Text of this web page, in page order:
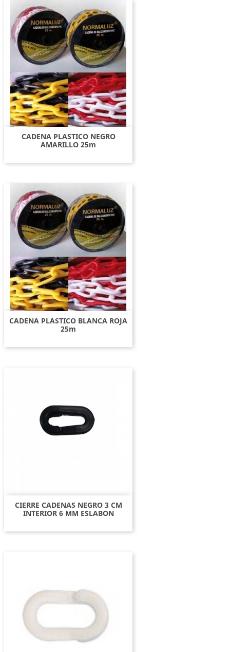
CADENA PLASTICO NEGRO
AMARILLO 25m
CADENA PLASTICO BLANCA ROJA
25m
CIERRE CADENAS NEGRO 3 CM
INTERIOR 6 MM ESLABON